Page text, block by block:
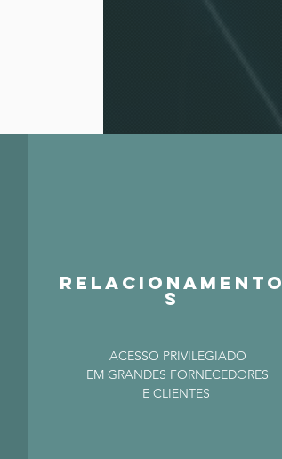
RELACIONAMENTO
S
ACESSO PRIVILEGIADO
EM GRANDES FORNECEDORES
E CLIENTES